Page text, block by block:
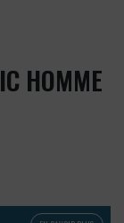
HOMME